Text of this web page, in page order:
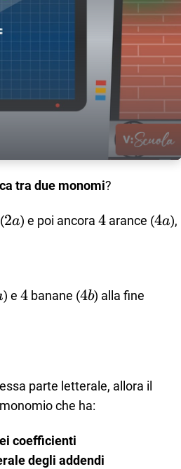
Video
tra due monomi?
2a
2a) e poi ancora 4
4 arance (4a
4a),
) e 4
4 banane (4b
4b) alla fine
parte letterale, allora il
che ha:
coefficienti
degli addendi